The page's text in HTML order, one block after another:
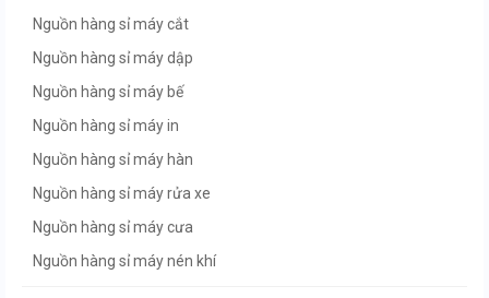
Nguồn hàng sỉ máy cắt
Nguồn hàng sỉ máy dập
Nguồn hàng sỉ máy bế
Nguồn hàng sỉ máy in
Nguồn hàng sỉ máy hàn
Nguồn hàng sỉ máy rửa xe
Nguồn hàng sỉ máy cưa
Nguồn hàng sỉ máy nén khí